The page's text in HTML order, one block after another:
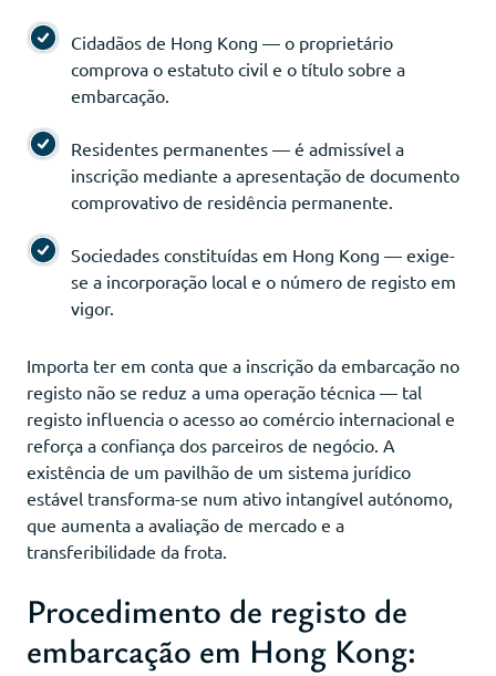
Cidadãos de Hong Kong — o proprietário
comprova o estatuto civil e o título sobre a
embarcação.
Residentes permanentes — é admissível a
inscrição mediante a apresentação de documento
comprovativo de residência permanente.
Sociedades constituídas em Hong Kong — exige-
se a incorporação local e o número de registo em
vigor.
Importa ter em conta que a inscrição da embarcação no
registo não se reduz a uma operação técnica — tal
registo influencia o acesso ao comércio internacional e
reforça a confiança dos parceiros de negócio. A
existência de um pavilhão de um sistema jurídico
estável transforma-se num ativo intangível autónomo,
que aumenta a avaliação de mercado e a
transferibilidade da frota.
Procedimento de registo de
embarcação em Hong Kong: